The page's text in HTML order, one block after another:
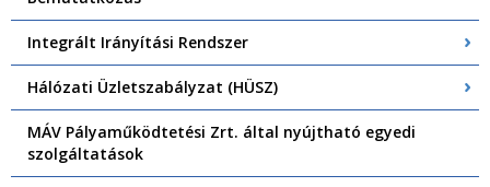
Integrált Irányítási Rendszer
Hálózati Üzletszabályzat (HÜSZ)
MÁV Pályaműködtetési Zrt. által nyújtható egyedi
szolgáltatások